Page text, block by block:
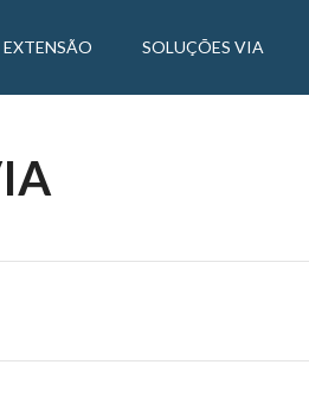
EXTENSÃO SOLUÇÕES VIA